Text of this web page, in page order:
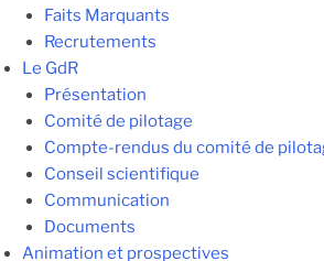
Faits Marquants
Recrutements
Le GdR
Présentation
Comité de pilotage
Compte-rendus du comité de
Conseil scientifique
Communication
Documents
Animation et prospectives